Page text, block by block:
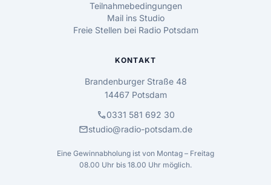
Teilnahmebedingungen
Mail ins Studio
Freie Stellen bei Radio Potsdam
KONTAKT
Brandenburger Straße 48
14467 Potsdam
call0331 581 692 30
mailstudio@radio-potsdam.de
Eine Gewinnabholung ist von Montag – Freitag
08.00 Uhr bis 18.00 Uhr möglich.